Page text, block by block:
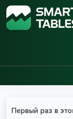
Первый раз в